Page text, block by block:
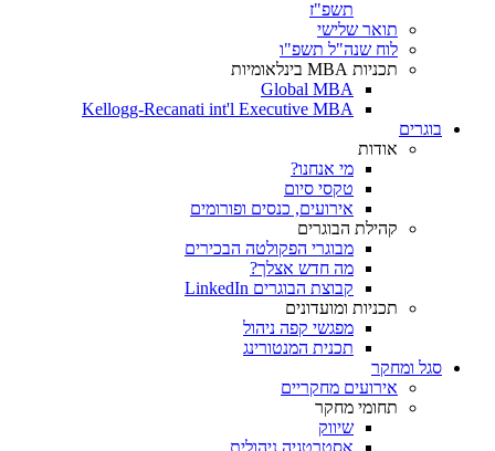
תשפ"ז
תואר שלישי
לוח שנה"ל תשפ"ו
תכניות MBA בינלאומיות
Global MBA
Kellogg-Recanati int'l Executive MBA
בוגרים
אודות
מי אנחנו?
טקסי סיום
אירועים, כנסים ופורומים
קהילת הבוגרים
מבוגרי הפקולטה הבכירים
מה חדש אצלך?
קבוצת הבוגרים LinkedIn
תכניות ומועדונים
מפגשי קפה ניהול
תכנית המנטורינג
סגל ומחקר
אירועים מחקריים
תחומי מחקר
שיווק
אסטרטגיה ניהולית